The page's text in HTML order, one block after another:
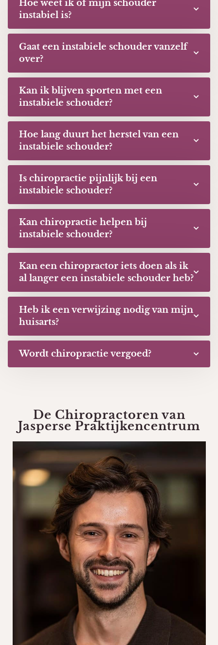
Hoe weet ik of mijn schouder
instabiel is?
Gaat een instabiele schouder vanzelf
over?
Kan ik blijven sporten met een
instabiele schouder?
Hoe lang duurt het herstel van een
instabiele schouder?
Is chiropractie pijnlijk bij een
instabiele schouder?
Kan chiropractie helpen bij
instabiele schouder?
Kan een chiropractor iets doen als ik
al langer een instabiele schouder heb?
Heb ik een verwijzing nodig van mijn
huisarts?
Wordt chiropractie vergoed?
De Chiropractoren van
Jasperse Praktijkencentrum